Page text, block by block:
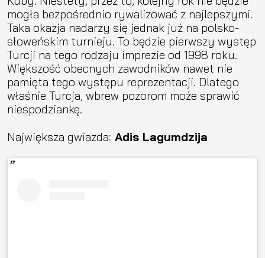
mogła bezpośrednio rywalizować z najlepszymi.
Taka okazja nadarzy się jednak już na polsko-
słoweńskim turnieju. To będzie pierwszy występ
Turcji na tego rodzaju imprezie od 1998 roku.
Większość obecnych zawodników nawet nie
pamięta tego występu reprezentacji. Dlatego
właśnie Turcja, wbrew pozorom może sprawić
niespodziankę.
Największa gwiazda: Adis Lagumdzija